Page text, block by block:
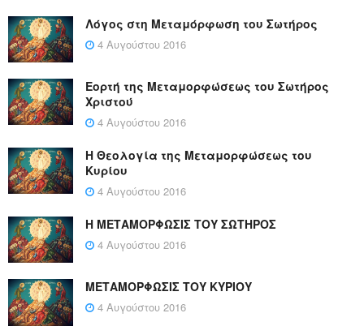
Λόγος στη Μεταμόρφωση του Σωτήρος
4 Αυγούστου 2016
Εορτή της Μεταμορφώσεως του Σωτήρος
Χριστού
4 Αυγούστου 2016
Η Θεολογία της Μεταμορφώσεως του
Κυρίου
4 Αυγούστου 2016
Η ΜΕΤΑΜΟΡΦΩΣΙΣ ΤΟΥ ΣΩΤΗΡΟΣ
4 Αυγούστου 2016
ΜΕΤΑΜΟΡΦΩΣΙΣ ΤΟΥ ΚΥΡΙΟΥ
4 Αυγούστου 2016